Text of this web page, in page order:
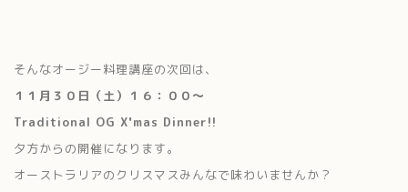
そんなオージー料理講座の次回は、
１１月３０日（土）１６：００～
Traditional OG X'mas Dinner!!
夕方からの開催になります。
オーストラリアのクリスマスみんなで味わいませんか？